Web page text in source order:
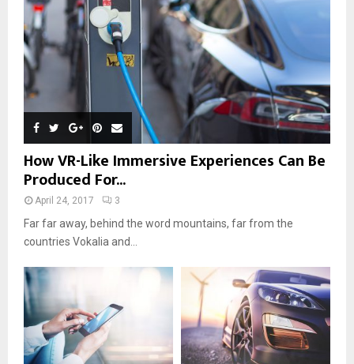
How VR-Like Immersive Experiences Can Be
Produced For...
April 24, 2017 3
Far far away, behind the word mountains, far from the
countries Vokalia and...